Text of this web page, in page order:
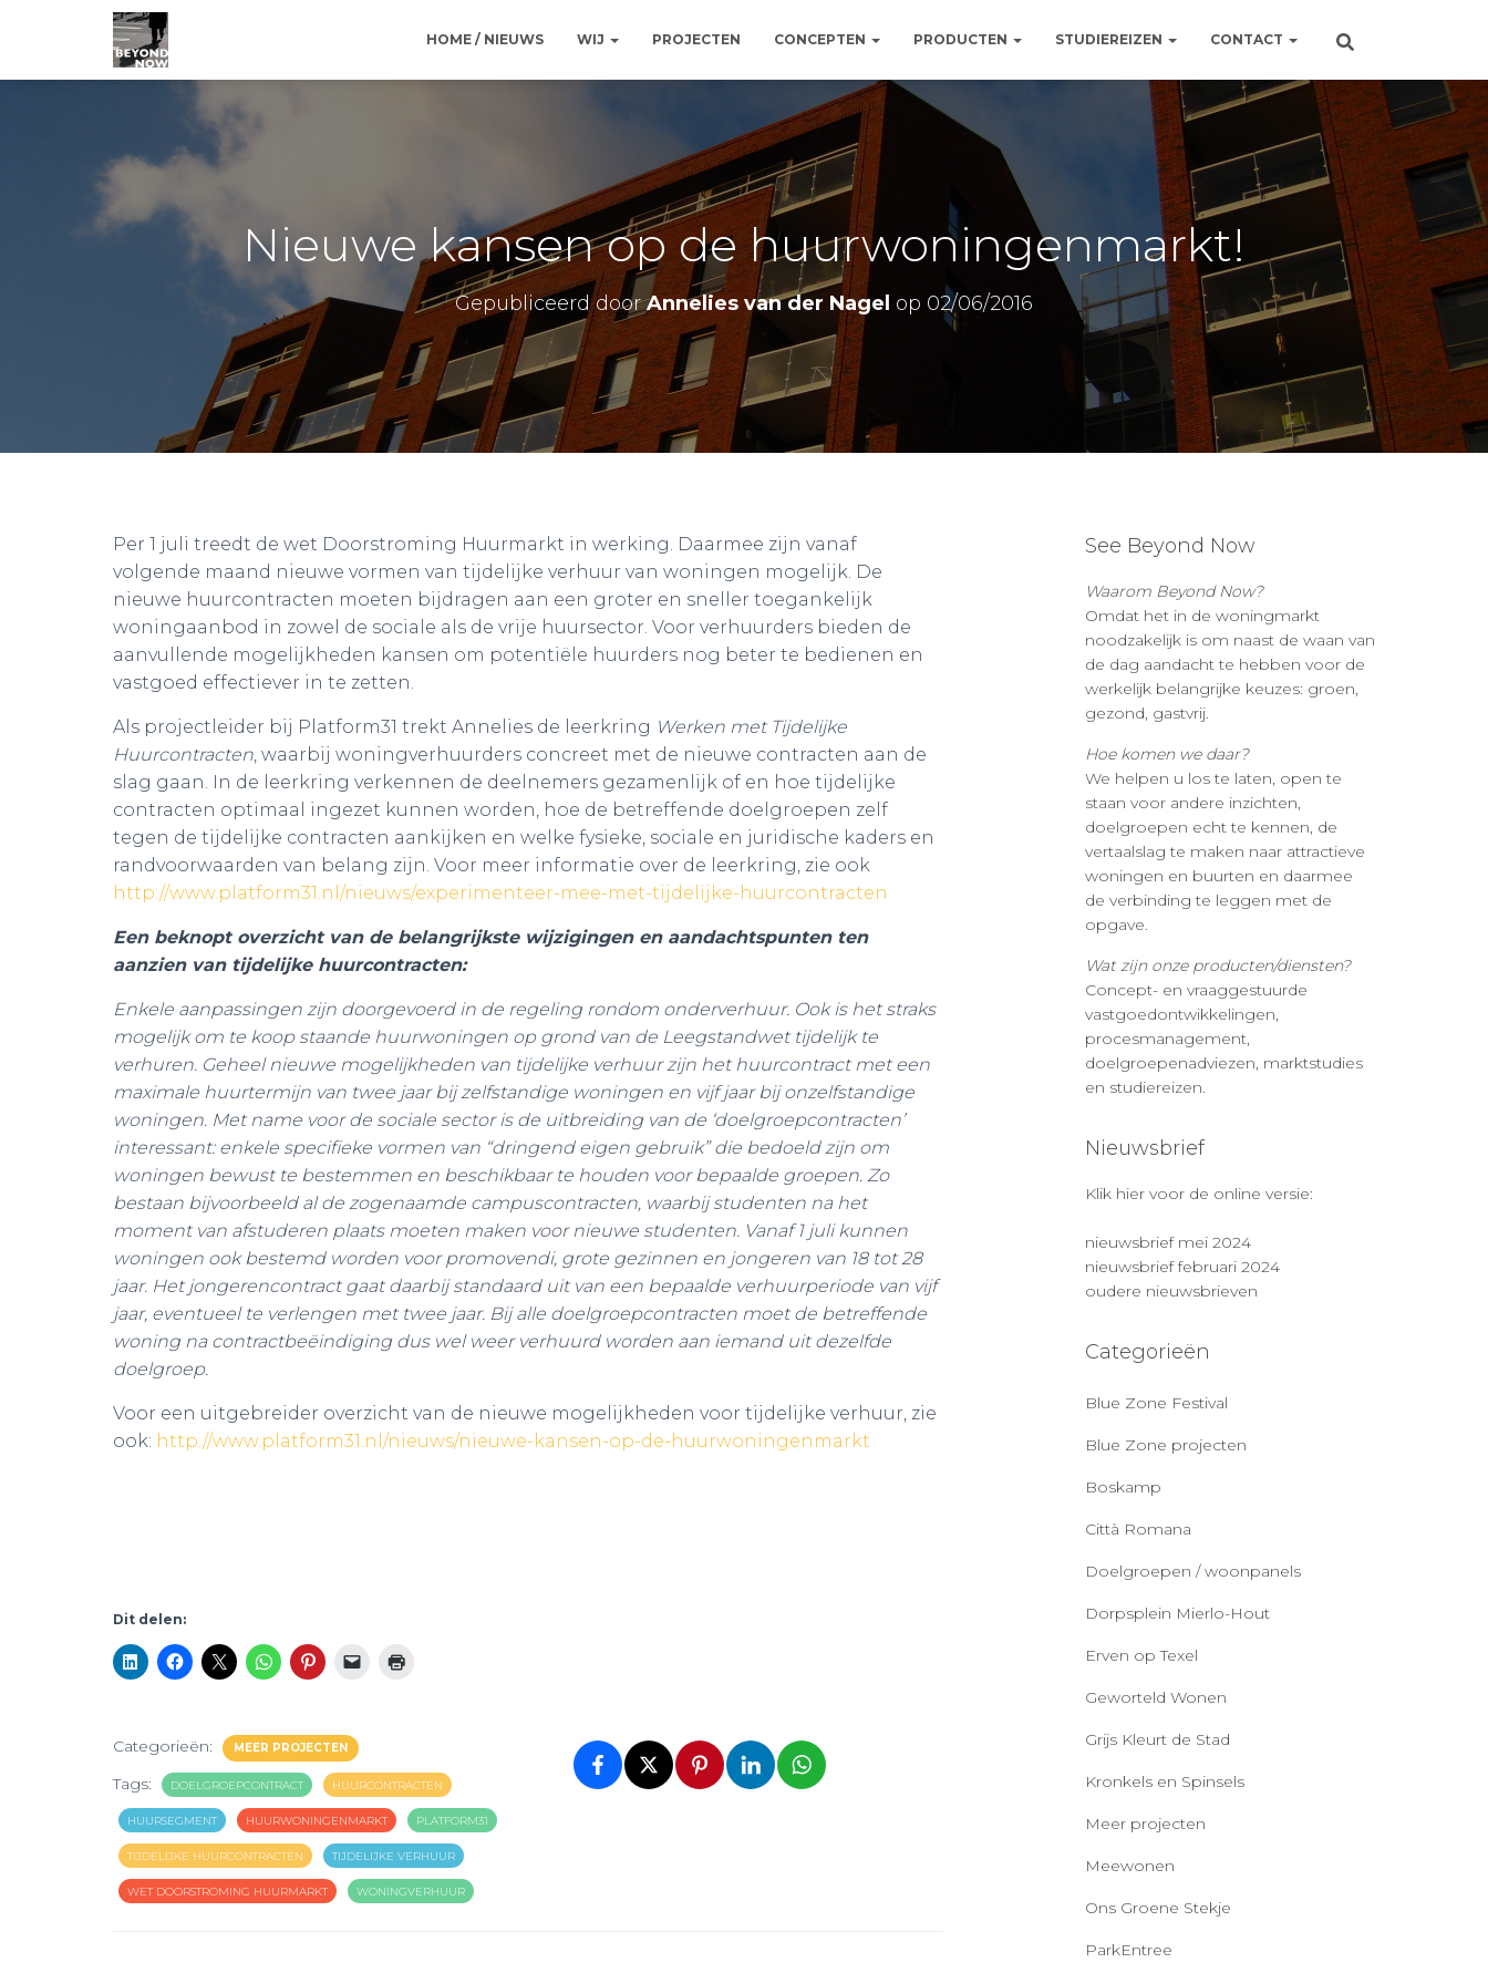
HOME / NIEUWS WIJ PROJECTEN CONCEPTEN PRODUCTEN STUDIEREIZEN CONTACT
Nieuwe kansen op de huurwoningenmarkt!
Gepubliceerd doorAnnelies van der Nagel op 02/06/2016
Per 1 juli treedt de wet Doorstroming Huurmarkt in werking. Daarmee zijn vanaf
volgende maand nieuwe vormen van tijdelijke verhuur van woningen mogelijk. De
nieuwe huurcontracten moeten bijdragen aan een groter en sneller toegankelijk
woningaanbod in zowel de sociale als de vrije huursector. Voor verhuurders bieden de
aanvullende mogelijkheden kansen om potentiële huurders nog beter te bedienen en
vastgoed effectiever in te zetten.
Als projectleider bij Platform31 trekt Annelies de leerkring Werken met Tijdelijke
Huurcontracten, waarbij woningverhuurders concreet met de nieuwe contracten aan de
slag gaan. In de leerkring verkennen de deelnemers gezamenlijk of en hoe tijdelijke
contracten optimaal ingezet kunnen worden, hoe de betreffende doelgroepen zelf
tegen de tijdelijke contracten aankijken en welke fysieke, sociale en juridische kaders en
randvoorwaarden van belang zijn. Voor meer informatie over de leerkring, zie ook
http://www.platform31.nl/nieuws/experimenteer-mee-met-tijdelijke-huurcontracten
Een beknopt overzicht van de belangrijkste wijzigingen en aandachtspunten ten
aanzien van tijdelijke huurcontracten:
Enkele aanpassingen zijn doorgevoerd in de regeling rondom onderverhuur. Ook is het straks
mogelijk om te koop staande huurwoningen op grond van de Leegstandwet tijdelijk te
verhuren. Geheel nieuwe mogelijkheden van tijdelijke verhuur zijn het huurcontract met een
maximale huurtermijn van twee jaar bij zelfstandige woningen en vijf jaar bij onzelfstandige
woningen. Met name voor de sociale sector is de uitbreiding van de ‘doelgroepcontracten’
interessant: enkele specifieke vormen van “dringend eigen gebruik” die bedoeld zijn om
woningen bewust te bestemmen en beschikbaar te houden voor bepaalde groepen. Zo
bestaan bijvoorbeeld al de zogenaamde campuscontracten, waarbij studenten na het
moment van afstuderen plaats moeten maken voor nieuwe studenten. Vanaf 1 juli kunnen
woningen ook bestemd worden voor promovendi, grote gezinnen en jongeren van 18 tot 28
jaar. Het jongerencontract gaat daarbij standaard uit van een bepaalde verhuurperiode van vijf
jaar, eventueel te verlengen met twee jaar. Bij alle doelgroepcontracten moet de betreffende
woning na contractbeëindiging dus wel weer verhuurd worden aan iemand uit dezelfde
doelgroep.
Voor een uitgebreider overzicht van de nieuwe mogelijkheden voor tijdelijke verhuur, zie
ook: http://www.platform31.nl/nieuws/nieuwe-kansen-op-de-huurwoningenmarkt
Dit delen:
Categorieën: MEER PROJECTEN
Tags: DOELGROEPCONTRACT HUURCONTRACTEN
HUURSEGMENT HUURWONINGENMARKT PLATFORM31
TIJDELIJKE HUURCONTRACTEN TIJDELIJKE VERHUUR
WET DOORSTROMING HUURMARKT WONINGVERHUUR
See Beyond Now
Waarom Beyond Now?
Omdat het in de woningmarkt
noodzakelijk is om naast de waan van
de dag aandacht te hebben voor de
werkelijk belangrijke keuzes: groen,
gezond, gastvrij.
Hoe komen we daar?
We helpen u los te laten, open te
staan voor andere inzichten,
doelgroepen echt te kennen, de
vertaalslag te maken naar attractieve
woningen en buurten en daarmee
de verbinding te leggen met de
opgave.
Wat zijn onze producten/diensten?
Concept- en vraaggestuurde
vastgoedontwikkelingen,
procesmanagement,
doelgroepenadviezen, marktstudies
en studiereizen.
Nieuwsbrief
Klik hier voor de online versie:
nieuwsbrief mei 2024
nieuwsbrief februari 2024
oudere nieuwsbrieven
Categorieën
Blue Zone Festival
Blue Zone projecten
Boskamp
Città Romana
Doelgroepen / woonpanels
Dorpsplein Mierlo-Hout
Erven op Texel
Geworteld Wonen
Grijs Kleurt de Stad
Kronkels en Spinsels
Meer projecten
Meewonen
Ons Groene Stekje
ParkEntree